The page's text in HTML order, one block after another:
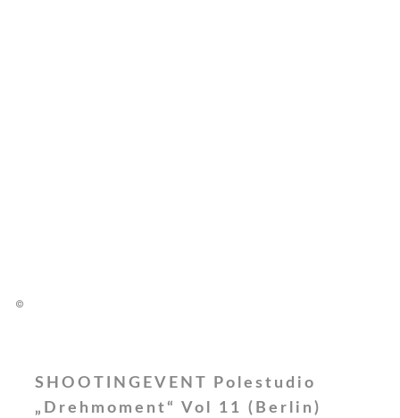
SHOOTINGEVENT Polestudio
„Drehmoment“ Vol 11 (Berlin)
©